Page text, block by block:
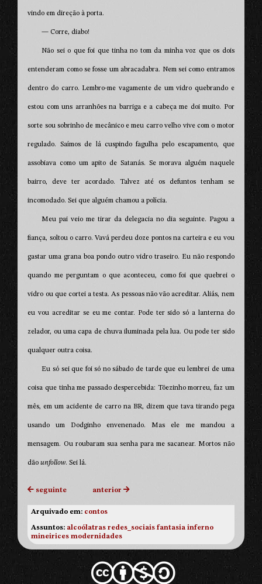
vindo em direção à porta.
— Corre, diabo!
Não sei o que foi que tinha no tom da minha voz que os dois
entenderam como se fosse um abracadabra. Nem sei como entramos
dentro do carro. Lembro-me vagamente de um vidro quebrando e
estou com uns arranhões na barriga e a cabeça me doi muito. Por
sorte sou sobrinho de mecânico e meu carro velho vive com o motor
regulado. Saímos de lá cuspindo fagulha pelo escapamento, que
assobiava como um apito de Satanás. Se morava alguém naquele
bairro, deve ter acordado. Talvez até os defuntos tenham se
incomodado. Sei que alguém chamou a polícia.
Meu pai veio me tirar da delegacia no dia seguinte. Pagou a
fiança, soltou o carro. Vavá perdeu doze pontos na carteira e eu vou
gastar uma grana boa pondo outro vidro traseiro. Eu não respondo
quando me perguntam o que aconteceu, como foi que quebrei o
vidro ou que cortei a testa. As pessoas não vão acreditar. Aliás, nem
eu vou acreditar se eu me contar. Pode ter sido só a lanterna do
zelador, ou uma capa de chuva iluminada pela lua. Ou pode ter sido
qualquer outra coisa.
Eu só sei que foi só no sábado de tarde que eu lembrei de uma
coisa que tinha me passado despercebida: Tõezinho morreu, faz um
mês, em um acidente de carro na BR, dizem que tava tirando pega
usando um Dodginho envenenado. Mas ele me mandou a
mensagem. Ou roubaram sua senha para me sacanear. Mortos não
dãounfollow. Sei lá.
seguinte anterior
Arquivado em: contos
Assuntos: alcoólatras redes_sociais fantasia inferno
mineirices modernidades